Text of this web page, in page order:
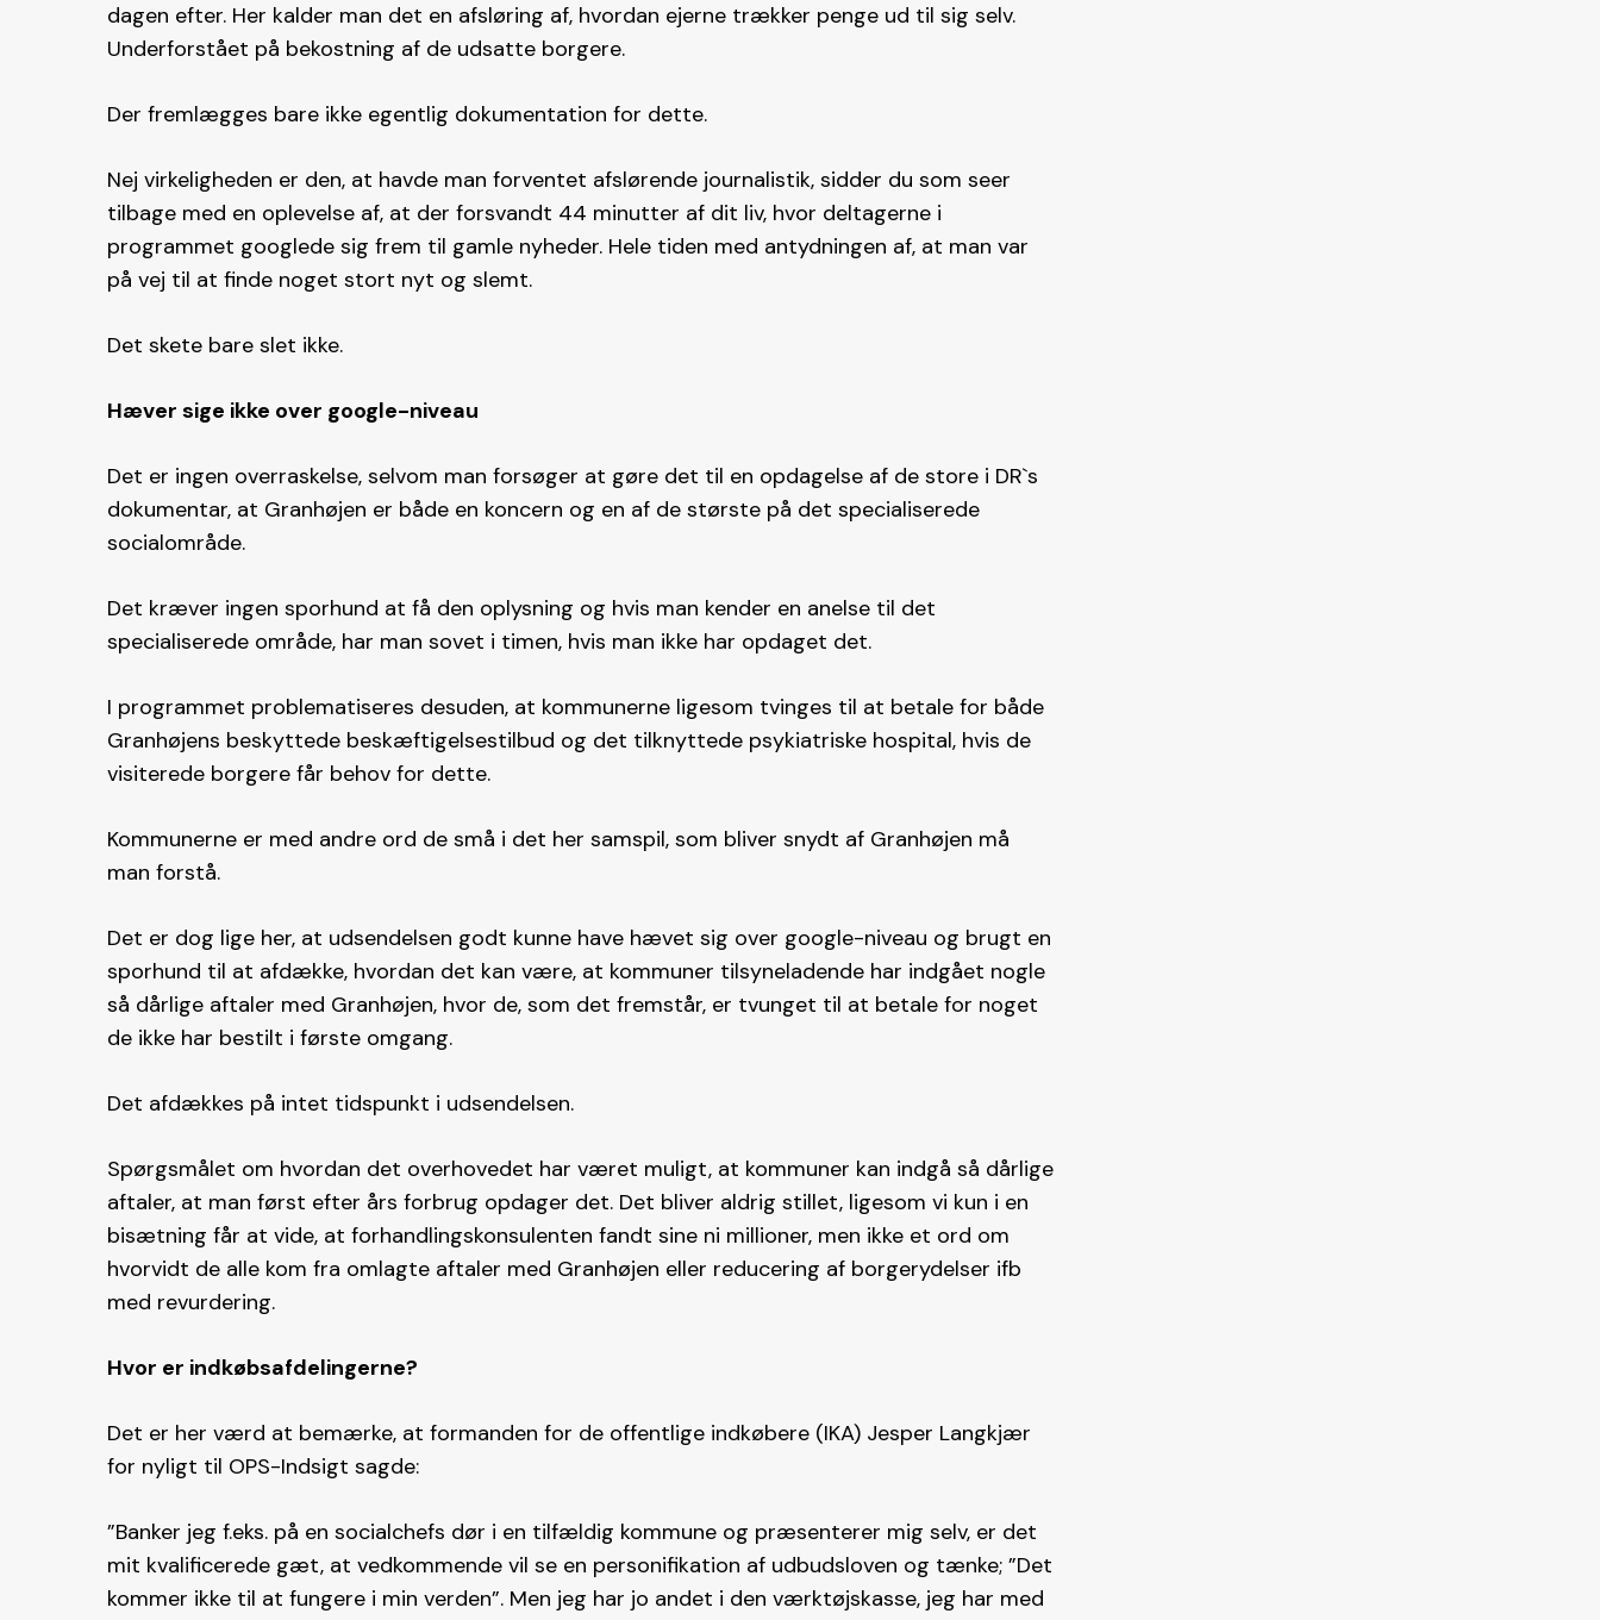
dagen efter. Her kalder man det en afsløring af, hvordan ejerne trækker penge ud til sig selv.
Underforstået på bekostning af de udsatte borgere.
Der fremlægges bare ikke egentlig dokumentation for dette.
Nej virkeligheden er den, at havde man forventet afslørende journalistik, sidder du som seer
tilbage med en oplevelse af, at der forsvandt 44 minutter af dit liv, hvor deltagerne i
programmet googlede sig frem til gamle nyheder. Hele tiden med antydningen af, at man var
på vej til at finde noget stort nyt og slemt.
Det skete bare slet ikke.
Hæver sige ikke over google-niveau
Det er ingen overraskelse, selvom man forsøger at gøre det til en opdagelse af de store i DR`s
dokumentar, at Granhøjen er både en koncern og en af de største på det specialiserede
socialområde.
Det kræver ingen sporhund at få den oplysning og hvis man kender en anelse til det
specialiserede område, har man sovet i timen, hvis man ikke har opdaget det.
I programmet problematiseres desuden, at kommunerne ligesom tvinges til at betale for både
Granhøjens beskyttede beskæftigelsestilbud og det tilknyttede psykiatriske hospital, hvis de
visiterede borgere får behov for dette.
Kommunerne er med andre ord de små i det her samspil, som bliver snydt af Granhøjen må
man forstå.
Det er dog lige her, at udsendelsen godt kunne have hævet sig over google-niveau og brugt en
sporhund til at afdække, hvordan det kan være, at kommuner tilsyneladende har indgået nogle
så dårlige aftaler med Granhøjen, hvor de, som det fremstår, er tvunget til at betale for noget
de ikke har bestilt i første omgang.
Det afdækkes på intet tidspunkt i udsendelsen.
Spørgsmålet om hvordan det overhovedet har været muligt, at kommuner kan indgå så dårlige
aftaler, at man først efter års forbrug opdager det. Det bliver aldrig stillet, ligesom vi kun i en
bisætning får at vide, at forhandlingskonsulenten fandt sine ni millioner, men ikke et ord om
hvorvidt de alle kom fra omlagte aftaler med Granhøjen eller reducering af borgerydelser ifb
med revurdering.
Hvor er indkøbsafdelingerne?
Det er her værd at bemærke, at formanden for de offentlige indkøbere (IKA) Jesper Langkjær
for nyligt til OPS-Indsigt sagde:
”Banker jeg f.eks. på en socialchefs dør i en tilfældig kommune og præsenterer mig selv, er det
mit kvalificerede gæt, at vedkommende vil se en personifikation af udbudsloven og tænke; ”Det
kommer ikke til at fungere i min verden”. Men jeg har jo andet i den værktøjskasse, jeg har med